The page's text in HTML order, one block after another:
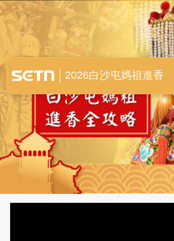
白沙屯媽祖進香全
2026白沙屯媽祖進香